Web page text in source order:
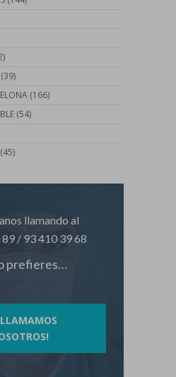
(39)
(166)
(54)
(45)
llamando al
89 / 93 410 39 68
prefieres…
LLAMAMOS